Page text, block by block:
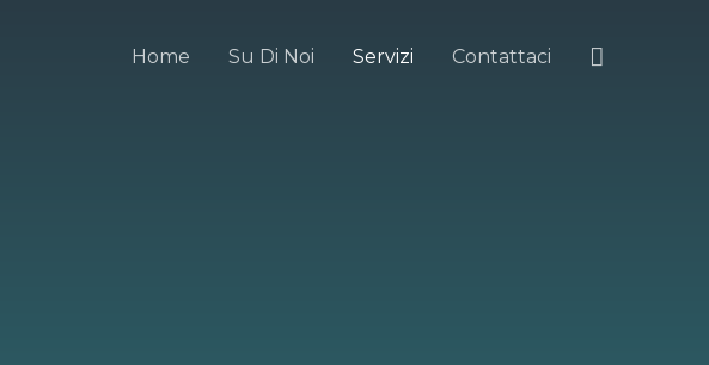
Home Su Di Noi Servizi Contattaci